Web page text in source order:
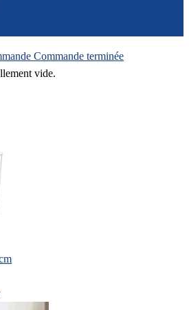
Commande terminée
vide.